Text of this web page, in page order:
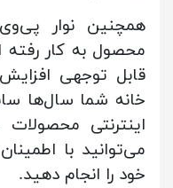
همچنین نوار
محصول به کار رفته
قابل توجهی
خانه شما سال‌ها
اینترنتی
می‌توانید با
خود را انجام دهید.